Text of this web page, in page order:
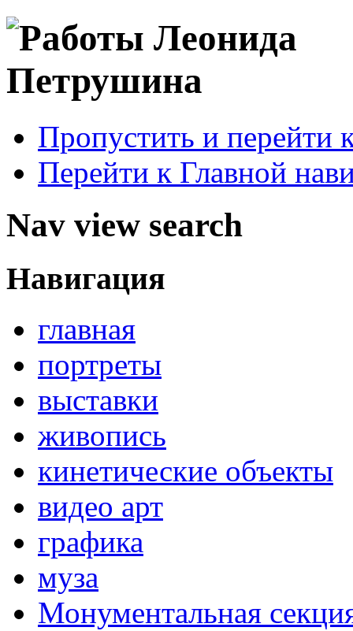
Пропустить и перейти
Перейти к Главной
Nav view search
Навигация
главная
портреты
выставки
живопись
кинетические объекты
видео арт
графика
муза
Монументальная